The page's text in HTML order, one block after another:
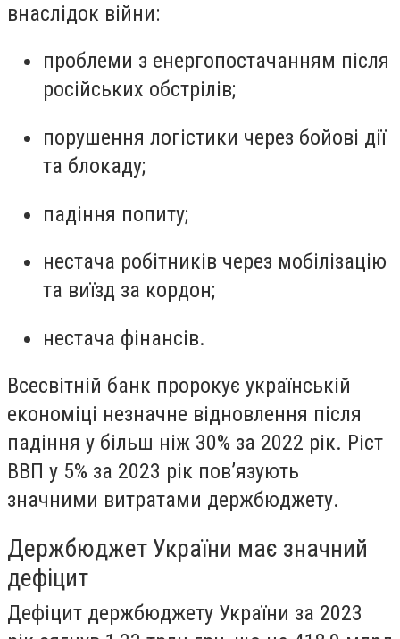
внаслідок війни:
проблеми з енергопостачанням після
російських обстрілів;
порушення логістики через бойові дії
та блокаду;
падіння попиту;
нестача робітників через мобілізацію
та виїзд за кордон;
нестача фінансів.
Всесвітній банк пророкує українській
економіці незначне відновлення після
падіння у більш ніж 30% за 2022 рік. Ріст
ВВП у 5% за 2023 рік повʼязують
значними витратами держбюджету.
Держбюджет України має значний
дефіцит
Дефіцит держбюджету України за 2023